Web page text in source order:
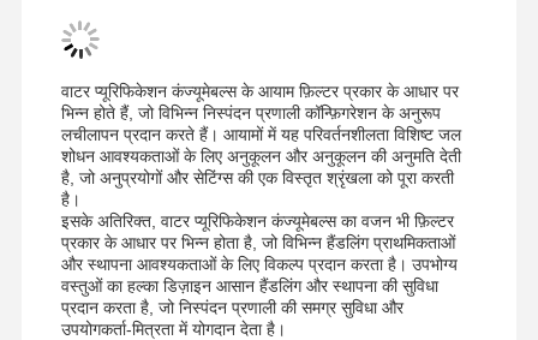
वाटर प्यूरिफिकेशन कंज्यूमेबल्स के आयाम फ़िल्टर प्रकार के आधार पर
भिन्न होते हैं, जो विभिन्न निस्पंदन प्रणाली कॉन्फ़िगरेशन के अनुरूप
लचीलापन प्रदान करते हैं। आयामों में यह परिवर्तनशीलता विशिष्ट जल
शोधन आवश्यकताओं के लिए अनुकूलन और अनुकूलन की अनुमति देती
है, जो अनुप्रयोगों और सेटिंग्स की एक विस्तृत श्रृंखला को पूरा करती
है।
इसके अतिरिक्त, वाटर प्यूरिफिकेशन कंज्यूमेबल्स का वजन भी फ़िल्टर
प्रकार के आधार पर भिन्न होता है, जो विभिन्न हैंडलिंग प्राथमिकताओं
और स्थापना आवश्यकताओं के लिए विकल्प प्रदान करता है। उपभोग्य
वस्तुओं का हल्का डिज़ाइन आसान हैंडलिंग और स्थापना की सुविधा
प्रदान करता है, जो निस्पंदन प्रणाली की समग्र सुविधा और
उपयोगकर्ता-मित्रता में योगदान देता है।